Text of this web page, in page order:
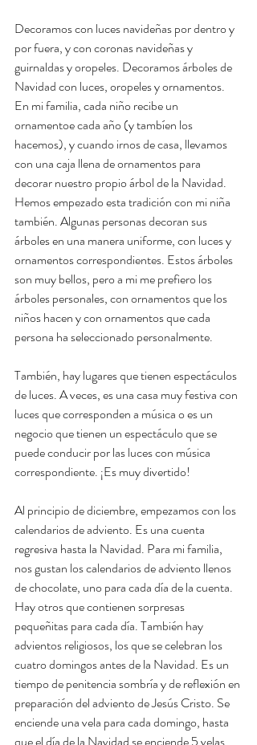
Decoramos con luces navideñas por dentro y
por fuera, y con coronas navideñas y
guirnaldas y oropeles. Decoramos árboles de
Navidad con luces, oropeles y ornamentos.
En mi familia, cada niño recibe un
ornamentoe cada año (y tambíen los
hacemos), y cuando irnos de casa, llevamos
con una caja llena de ornamentos para
decorar nuestro propio árbol de la Navidad.
Hemos empezado esta tradición con mi niña
también. Algunas personas decoran sus
árboles en una manera uniforme, con luces y
ornamentos correspondientes. Estos árboles
son muy bellos, pero a mi me prefiero los
árboles personales, con ornamentos que los
niños hacen y con ornamentos que cada
persona ha seleccionado personalmente.
También, hay lugares que tienen espectáculos
de luces. A veces, es una casa muy festiva con
luces que corresponden a música o es un
negocio que tienen un espectáculo que se
puede conducir por las luces con música
correspondiente. ¡Es muy divertido!
Al principio de diciembre, empezamos con los
calendarios de adviento. Es una cuenta
regresiva hasta la Navidad. Para mi familia,
nos gustan los calendarios de adviento llenos
de chocolate, uno para cada día de la cuenta.
Hay otros que contienen sorpresas
pequeñitas para cada día. También hay
advientos religiosos, los que se celebran los
cuatro domingos antes de la Navidad. Es un
tiempo de penitencia sombría y de reflexión en
preparación del adviento de Jesús Cristo. Se
enciende una vela para cada domingo, hasta